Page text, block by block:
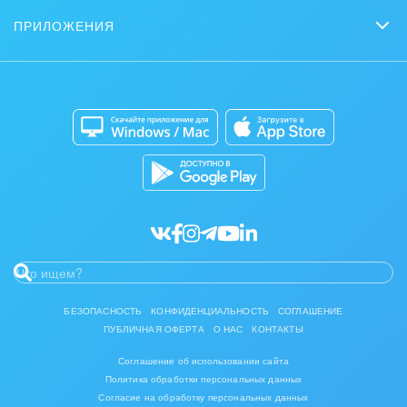
Контакт-центр
Нейросети
Кибербезопасность
Стать партнером
Битрикс24 для Энтерпрайз
ПРИЛОЖЕНИЯ
Битрикс24 Маркет
Разработчикам приложений
БЕЗОПАСНОСТЬ КОНФИДЕНЦИАЛЬНОСТЬ
СОГЛАШЕНИЕ
ПУБЛИЧНАЯ ОФЕРТА
О НАС КОНТАКТЫ
Соглашение об использовании сайта
Политика обработки персональных данных
Согласие на обработку персональных данных